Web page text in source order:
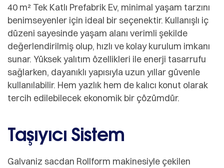
40 m² Tek Katlı Prefabrik Ev, minimal yaşam tarzını
benimseyenler için ideal bir seçenektir. Kullanışlı iç
düzeni sayesinde yaşam alanı verimli şekilde
değerlendirilmiş olup, hızlı ve kolay kurulum imkanı
sunar. Yüksek yalıtım özellikleri ile enerji tasarrufu
sağlarken, dayanıklı yapısıyla uzun yıllar güvenle
kullanılabilir. Hem yazlık hem de kalıcı konut olarak
tercih edilebilecek ekonomik bir çözümdür.
Taşıyıcı Sistem
Galvaniz sacdan Rollform makinesiyle çekilen